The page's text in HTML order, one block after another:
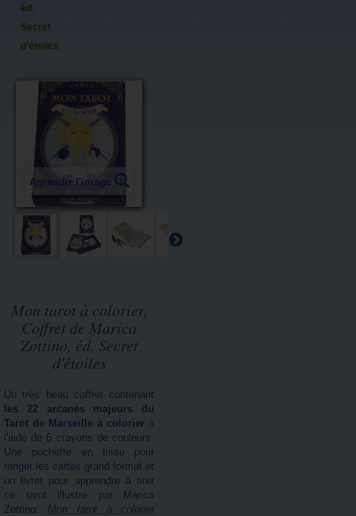
éd.
Secret
d'étoiles
Agrandir l'image
Mon tarot à colorier,
Coffret de Marica
Zottino, éd. Secret
d'étoiles
Un très beau coffret contenant
les 22 arcanes majeurs du
Tarot de Marseille à colorier à
l'aide de 6 crayons de couleurs.
Une pochette en tissu pour
ranger les cartes grand format et
un livret pour apprendre à tirer
ce tarot illustré par Marica
Zottino. Mon tarot à colorier